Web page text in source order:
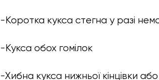
-Коротка кукса стегна у разі
-Кукса обох гомілок
-Хибна кукса нижньої кінцівки